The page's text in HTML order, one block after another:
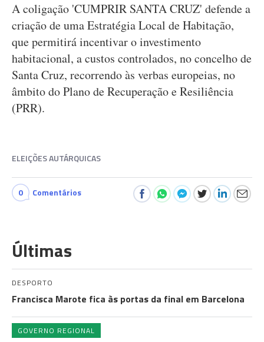
A coligação 'CUMPRIR SANTA CRUZ' defende a
criação de uma Estratégia Local de Habitação,
que permitirá incentivar o investimento
habitacional, a custos controlados, no concelho de
Santa Cruz, recorrendo às verbas europeias, no
âmbito do Plano de Recuperação e Resiliência
(PRR).
ELEIÇÕES AUTÁRQUICAS
0 Comentários
Últimas
DESPORTO
Francisca Marote fica às portas da final em Barcelona
GOVERNO REGIONAL